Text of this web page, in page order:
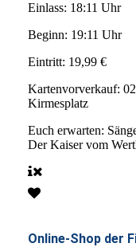
Einlass: 18:11 Uhr
Beginn: 19:11 Uhr
Eintritt: 19,99 €
Kartenvorverkauf:
Kirmesplatz
Euch erwarten:
Der Kaiser vom
Online-Shop der